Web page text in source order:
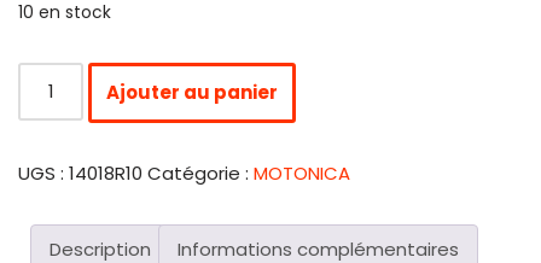
10 en stock
Ajouter au panier
UGS : 14018R10 Catégorie : MOTONICA
Description
Informations complémentaires